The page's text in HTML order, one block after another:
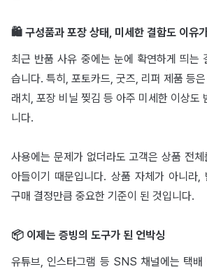
🛍️ 구성품과 포장 상태, 미세한 결함도 이유
최근 반품 사유 중에는 눈에 확연하게 띄는
습니다. 특히, 포토카드, 굿즈, 리퍼 제품 등
래치, 포장 비닐 찢김 등 아주 미세한 이상도
니다.
사용에는 문제가 없더라도 고객은 상품 전
아들이기 때문입니다. 상품 자체가 아니라,
구매 결정만큼 중요한 기준이 된 것입니다.
📦 이제는 증빙의 도구가 된 언박싱
유튜브, 인스타그램 등 SNS 채널에는 택배